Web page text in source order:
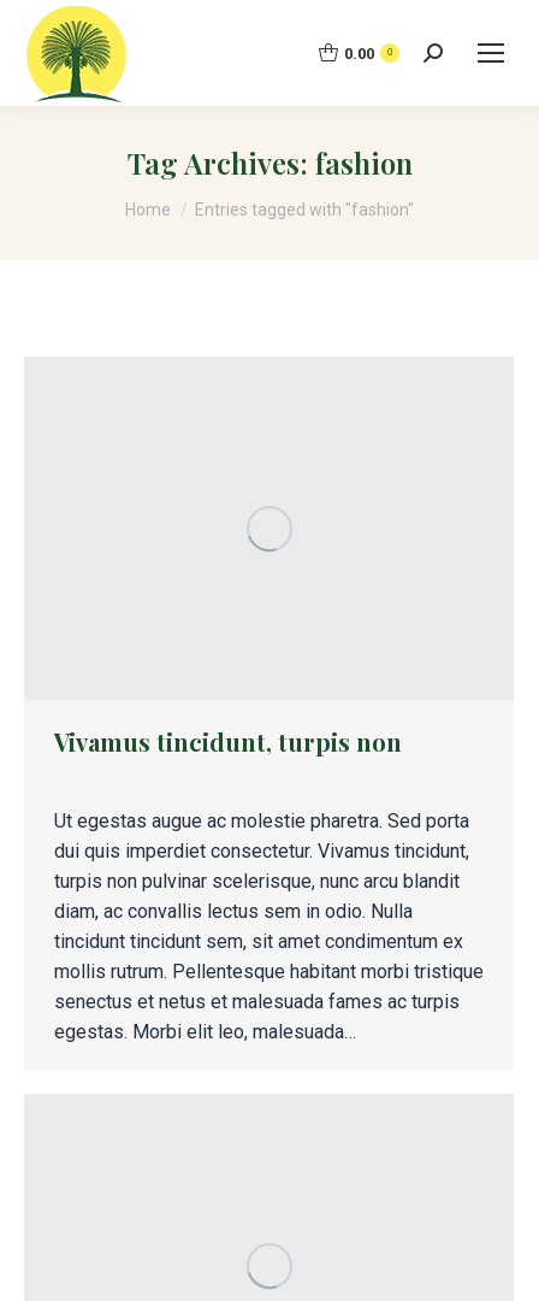
0.00 0 Search:
Tag Archives: fashion
You are here:
Home Entries tagged with "fashion"
Vivamus tincidunt, turpis non
Ut egestas augue ac molestie pharetra. Sed porta
dui quis imperdiet consectetur. Vivamus tincidunt,
turpis non pulvinar scelerisque, nunc arcu blandit
diam, ac convallis lectus sem in odio. Nulla
tincidunt tincidunt sem, sit amet condimentum ex
mollis rutrum. Pellentesque habitant morbi tristique
senectus et netus et malesuada fames ac turpis
egestas. Morbi elit leo, malesuada…